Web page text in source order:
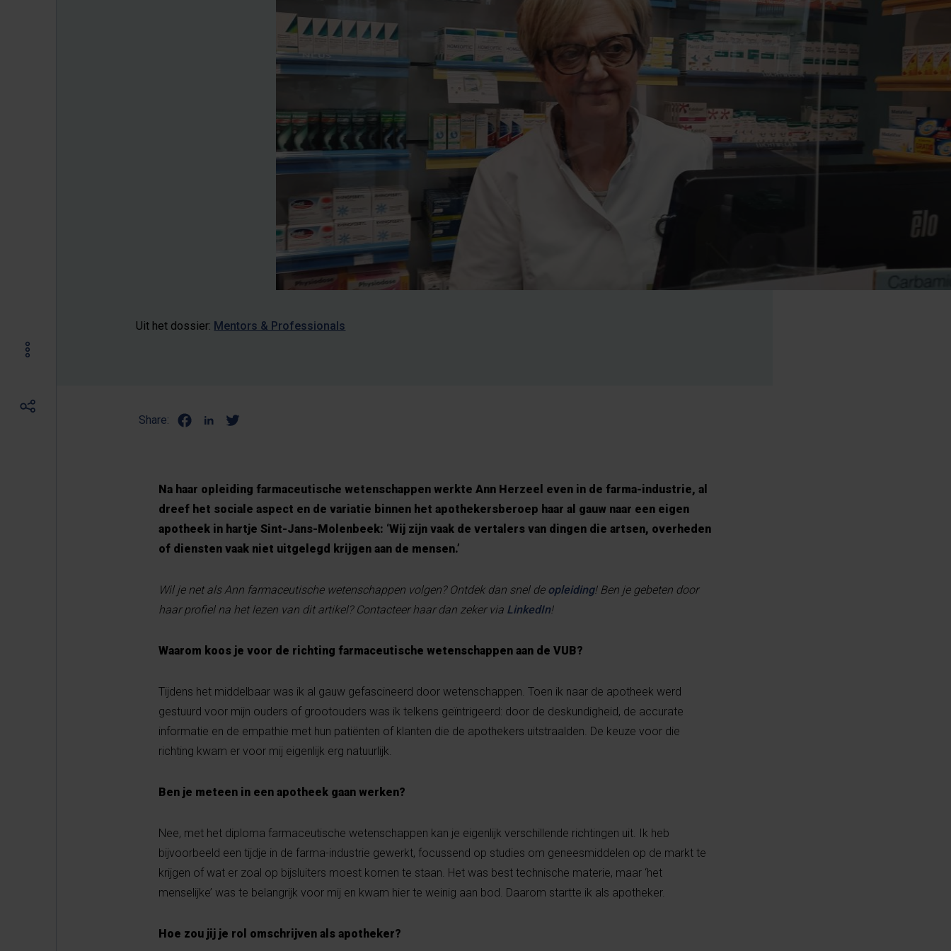
Uit het dossier: Mentors & Professionals
Share:
Na haar opleiding farmaceutische wetenschappen werkte Ann Herzeel even in de farma-industrie, al
dreef het sociale aspect en de variatie binnen het apothekersberoep haar al gauw naar een eigen
apotheek in hartje Sint-Jans-Molenbeek: ‘Wij zijn vaak de vertalers van dingen die artsen, overheden
of diensten vaak niet uitgelegd krijgen aan de mensen.’
Wil je net als Ann farmaceutische wetenschappen volgen? Ontdek dan snel de opleiding! Ben je gebeten door
haar profiel na het lezen van dit artikel? Contacteer haar dan zeker via LinkedIn!
Waarom koos je voor de richting farmaceutische wetenschappen aan de VUB?
Tijdens het middelbaar was ik al gauw gefascineerd door wetenschappen. Toen ik naar de apotheek werd
gestuurd voor mijn ouders of grootouders was ik telkens geïntrigeerd: door de deskundigheid, de accurate
informatie en de empathie met hun patiënten of klanten die de apothekers uitstraalden. De keuze voor die
richting kwam er voor mij eigenlijk erg natuurlijk.
Ben je meteen in een apotheek gaan werken?
Nee, met het diploma farmaceutische wetenschappen kan je eigenlijk verschillende richtingen uit. Ik heb
bijvoorbeeld een tijdje in de farma-industrie gewerkt, focussend op studies om geneesmiddelen op de markt te
krijgen of wat er zoal op bijsluiters moest komen te staan. Het was best technische materie, maar ‘het
menselijke’ was te belangrijk voor mij en kwam hier te weinig aan bod. Daarom startte ik als apotheker.
Hoe zou jij je rol omschrijven als apotheker?